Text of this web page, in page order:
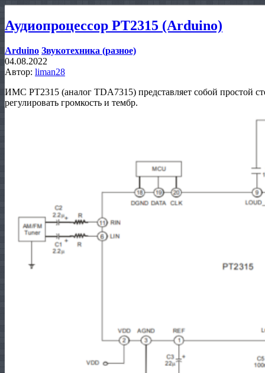
Аудиопроцессор PT2315 (Arduino)
Arduino Звукотехника (разное)
04.08.2022
Автор: liman28
ИМС PT2315 (аналог TDA7315) представляет собой простой
регулировать громкость и тембр.